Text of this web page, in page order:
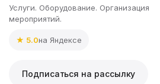
Услуги. Оборудование. Организация
мероприятий.
★ 5.0на Яндексе
Подписаться на рассылку